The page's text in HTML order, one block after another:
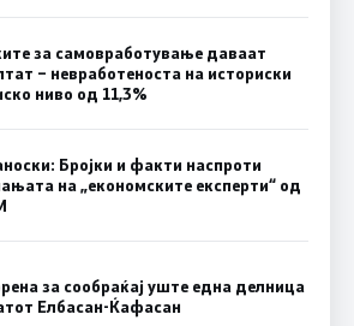
за самовработување даваат
– невработеноста на историски
ниво од 11,3%
Бројки и факти наспроти
на „економските експерти“ од
за сообраќај уште една делница
Елбасан-Ќафасан